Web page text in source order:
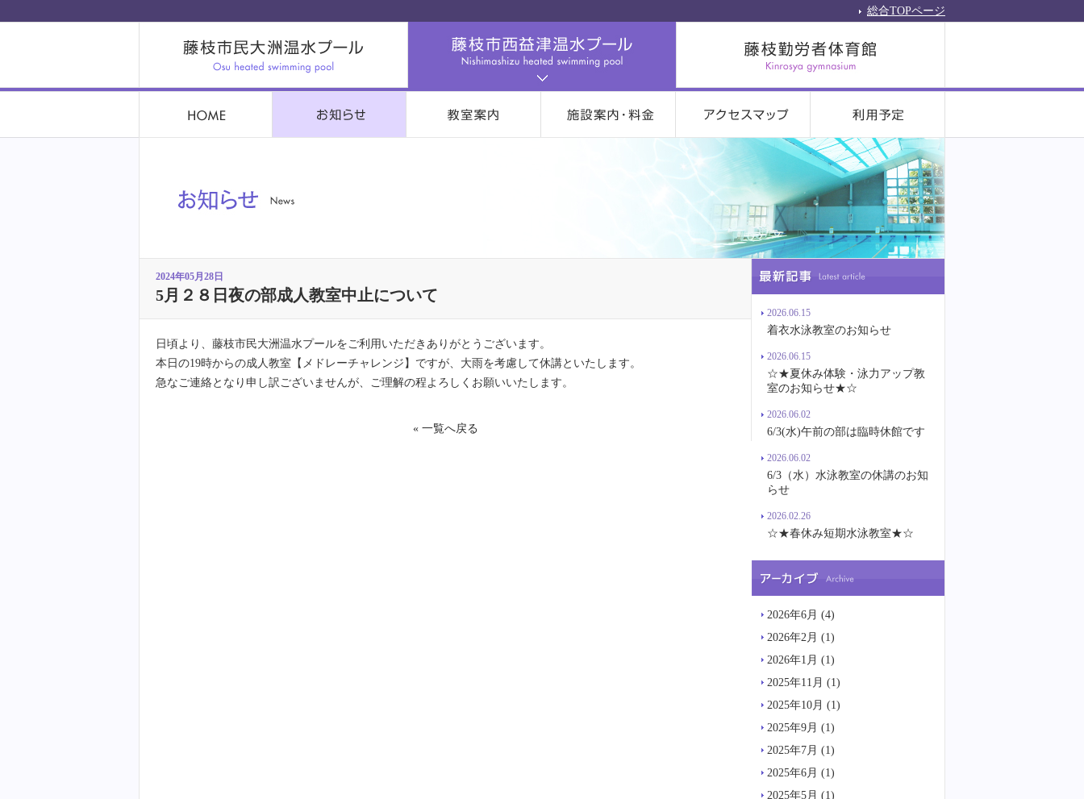
総合TOPページ
2024年05月28日
5月２８日夜の部成人教室中止について
日頃より、藤枝市民大洲温水プールをご利用いただきありがとうございます。
本日の19時からの成人教室【メドレーチャレンジ】ですが、大雨を考慮して休講といたします。
急なご連絡となり申し訳ございませんが、ご理解の程よろしくお願いいたします。
« 一覧へ戻る
2026.06.15
着衣水泳教室のお知らせ
2026.06.15
☆★夏休み体験・泳力アップ教
室のお知らせ★☆
2026.06.02
6/3(水)午前の部は臨時休館です
2026.06.02
6/3（水）水泳教室の休講のお知
らせ
2026.02.26
☆★春休み短期水泳教室★☆
2026年6月 (4)
2026年2月 (1)
2026年1月 (1)
2025年11月 (1)
2025年10月 (1)
2025年9月 (1)
2025年7月 (1)
2025年6月 (1)
2025年5月 (1)